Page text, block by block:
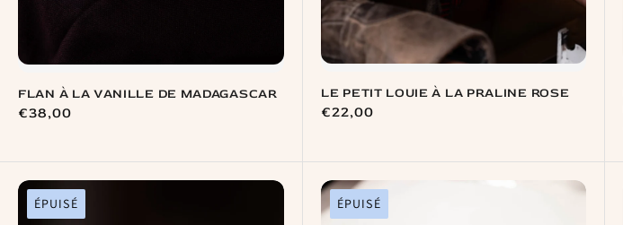
FLAN À LA VANILLE DE MADAGASCAR
Prix
€38,00
LE PETIT LOUIE À LA PRALINE ROSE
Prix
€22,00
ÉPUISÉ ÉPUISÉ